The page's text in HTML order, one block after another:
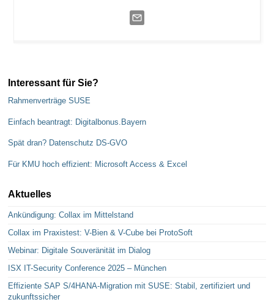
Interessant für Sie?
Rahmenverträge SUSE
Einfach beantragt: Digitalbonus.Bayern
Spät dran? Datenschutz DS-GVO
Für KMU hoch effizient: Microsoft Access & Excel
Aktuelles
Ankündigung: Collax im Mittelstand
Collax im Praxistest: V-Bien & V-Cube bei ProtoSoft
Webinar: Digitale Souveränität im Dialog
ISX IT-Security Conference 2025 – München
Effiziente SAP S/4HANA-Migration mit SUSE: Stabil, zertifiziert und
zukunftssicher